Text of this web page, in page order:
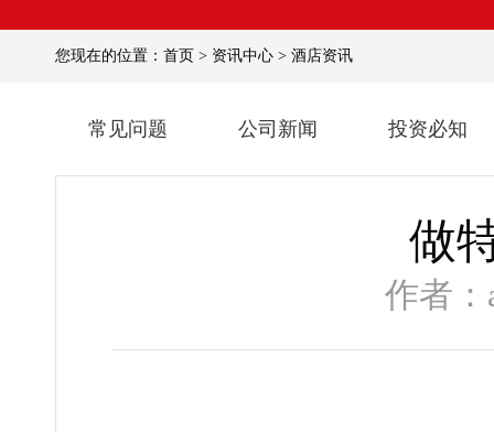
您现在的位置： 首页 > 资讯中心 > 酒店资讯
常见问题 公司新闻 投资必知
做
作者